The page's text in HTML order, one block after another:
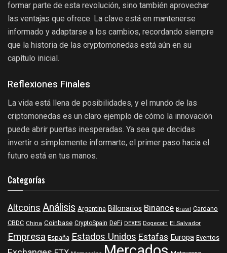
formar parte de esta revolución, sino también aprovechar
las ventajas que ofrece. La clave está en mantenerse
informado y adaptarse a los cambios, recordando siempre
que la historia de las cryptomonedas está aún en su
capítulo inicial.
Reflexiones Finales
La vida está llena de posibilidades, y el mundo de las
criptomonedas es un claro ejemplo de cómo la innovación
puede abrir puertas inesperadas. Ya sea que decidas
invertir o simplemente informarte, el primer paso hacia el
futuro está en tus manos.
Categorías
Altcoins Análisis Argentina Billonarios Binance Brasil Cardano
CBDC China Coinbase CryptoSpain DeFi DEXES Dogecoin El Salvador
Empresa España Estados Unidos Estafas Europa Eventos